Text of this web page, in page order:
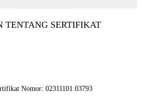
TENTANG SERTIFIKAT
Nomor: 02311101.03793